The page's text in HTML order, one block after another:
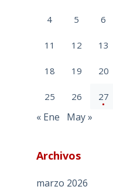
4 5 6
11 12 13
18 19 20
25 26 27
« Ene May »
Archivos
marzo 2026